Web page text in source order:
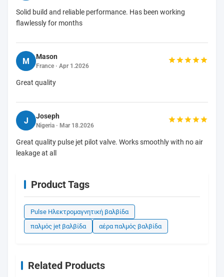
Solid build and reliable performance. Has been working
flawlessly for months
M Mason
France · Apr 1.2026
Great quality
J Joseph
Nigeria · Mar 18.2026
Great quality pulse jet pilot valve. Works smoothly with no air
leakage at all
Product Tags
Pulse Ηλεκτρομαγνητική βαλβίδα
παλμός jet βαλβίδα
αέρα παλμός βαλβίδα
Related Products